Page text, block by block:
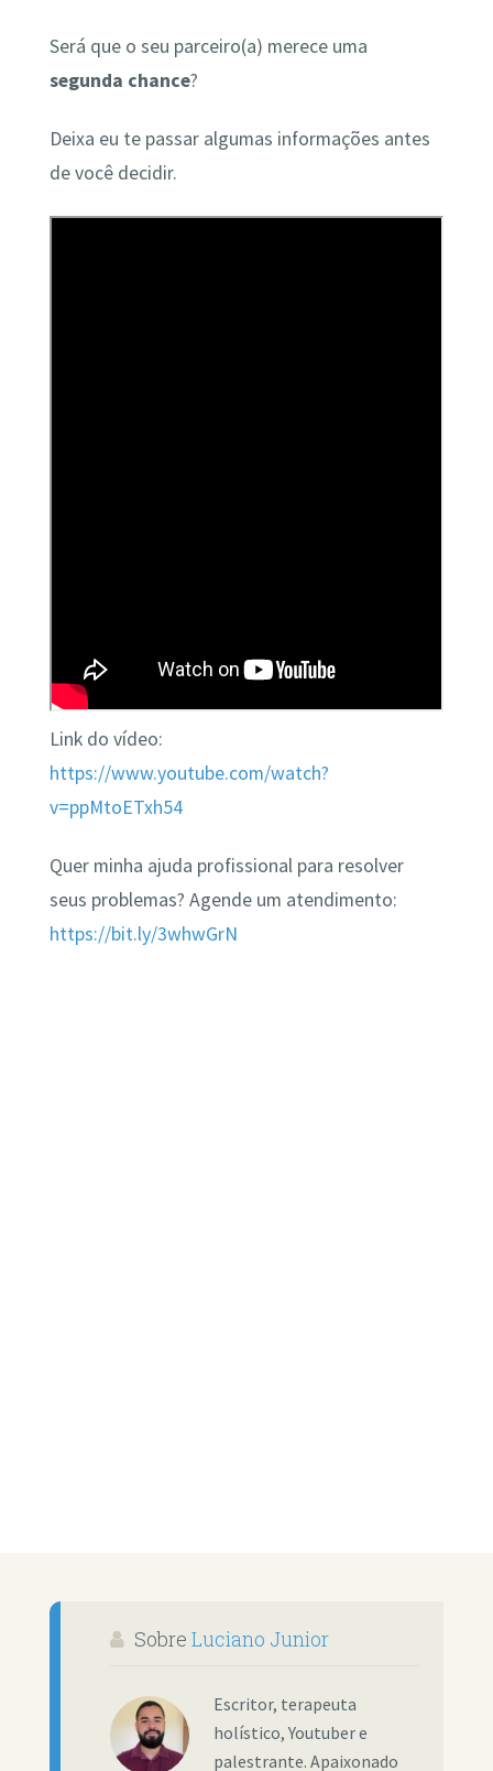
Será que o seu parceiro(a) merece uma
segunda chance?
Deixa eu te passar algumas informações antes
de você decidir.
Link do vídeo:
https://www.youtube.com/watch?
v=ppMtoETxh54
Quer minha ajuda profissional para resolver
seus problemas? Agende um atendimento:
https://bit.ly/3whwGrN
Sobre Luciano Junior
Escritor, terapeuta
holístico, Youtuber e
palestrante. Apaixonado